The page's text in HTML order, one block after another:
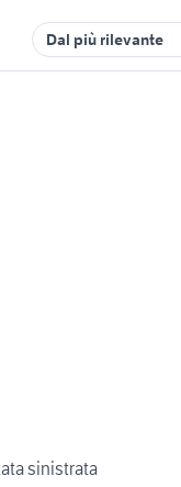
Dal più rilevante
sinistrata